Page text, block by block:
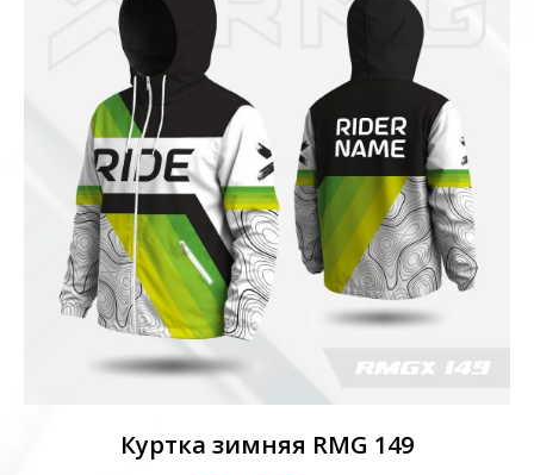
Куртка зимняя RMG 149